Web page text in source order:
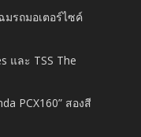
มรถมอเตอร์ไซค์
และ TSS The
PCX160” สองสี